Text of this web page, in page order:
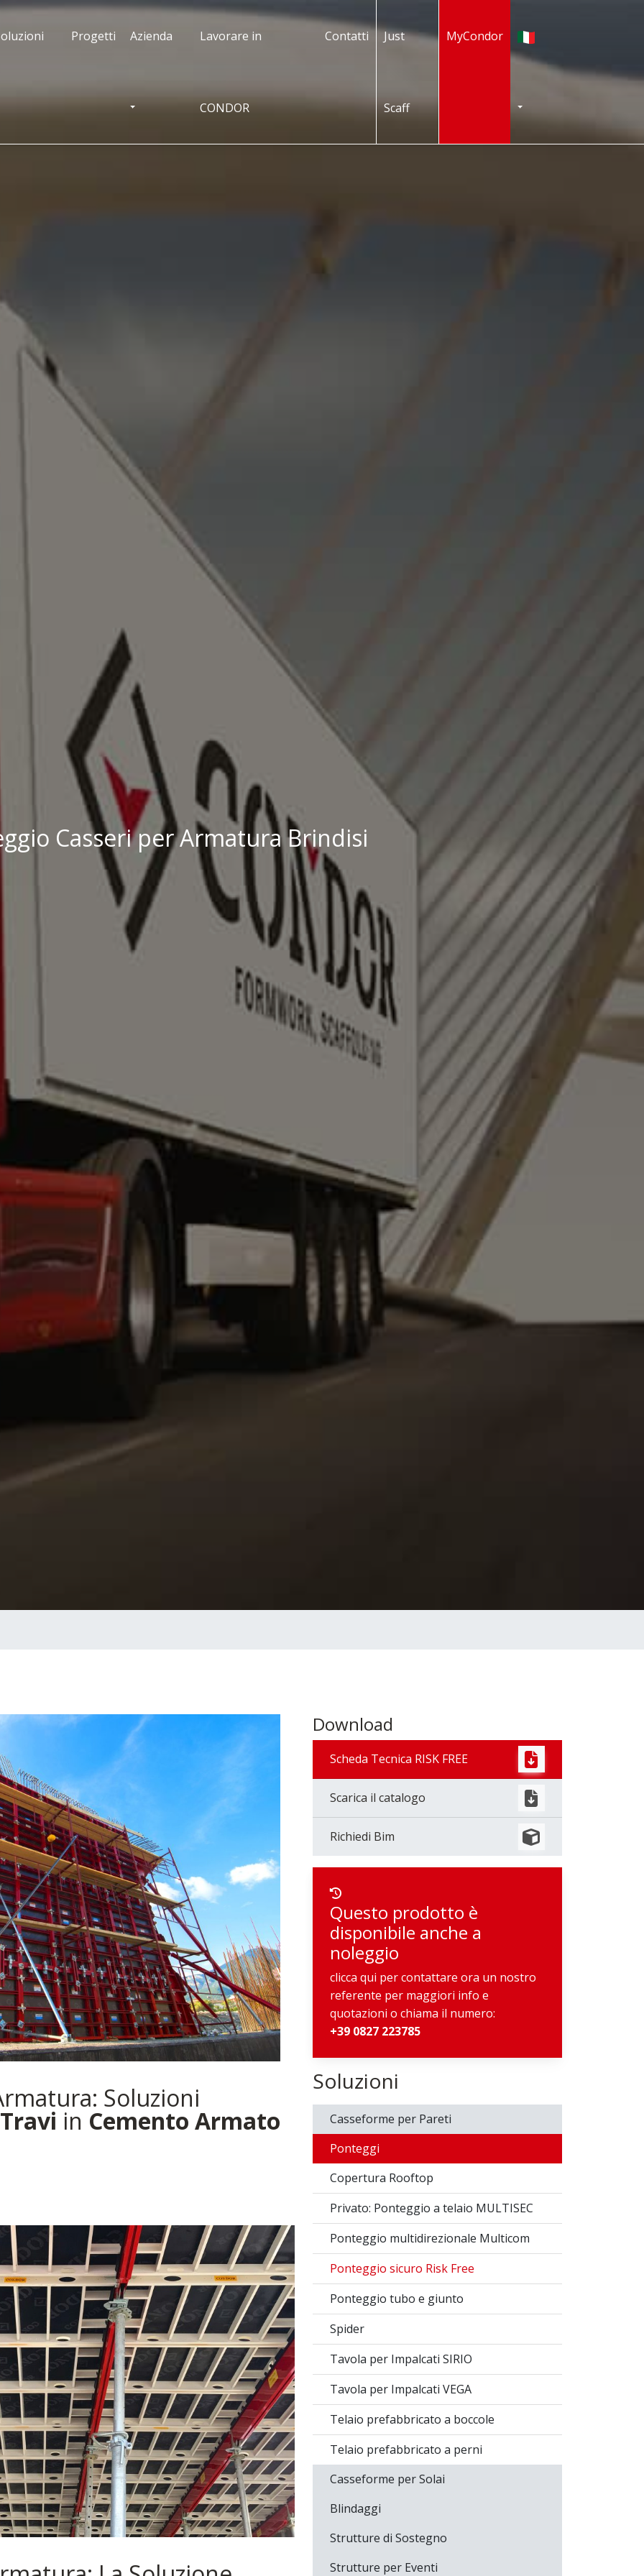
Progetti Azienda
TOGGLE DROPDOWN
Lavorare in
CONDOR
Contatti Just
Scaff
MyCondor Italiano
TOGGLE DROPDOWN
Casseri per Armatura Brindisi
Soluzioni
Travi in Cemento Armato
Download
Scheda Tecnica RISK FREE
Scarica il catalogo
Richiedi Bim
Questo prodotto è
disponibile anche a
noleggio
clicca qui per contattare ora un nostro
referente per maggiori info e
quotazioni o chiama il numero:
+39 0827 223785
Soluzioni
Casseforme per Pareti
Ponteggi
Copertura Rooftop
Privato: Ponteggio a telaio MULTISEC
Ponteggio multidirezionale Multicom
Ponteggio sicuro Risk Free
Ponteggio tubo e giunto
Spider
Tavola per Impalcati SIRIO
Tavola per Impalcati VEGA
Telaio prefabbricato a boccole
Telaio prefabbricato a perni
Casseforme per Solai
Blindaggi
Strutture di Sostegno
Strutture per Eventi